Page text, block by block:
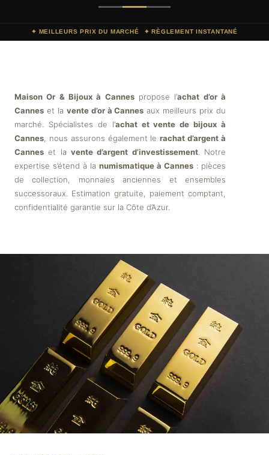
✦ MEILLEURS PRIX DU MARCHÉ ✦ RÈGLEMENT INSTANTANÉ
Maison Or & Bijoux à Cannespropose l’achat d’or à
Cannes et la vente d’or à Cannes aux meilleurs prix du
marché. Spécialistes de l’achat et vente de bijoux à
Cannes , nous assurons également lerachat d’argent à
Cannes et la vente d’argent d’investissement. Notre
expertise s’étend à la numismatique à Cannes : pièces
de collection, monnaies anciennes et ensembles
successoraux. Estimation gratuite, paiement comptant,
confidentialité garantie sur la Côte d’Azur.